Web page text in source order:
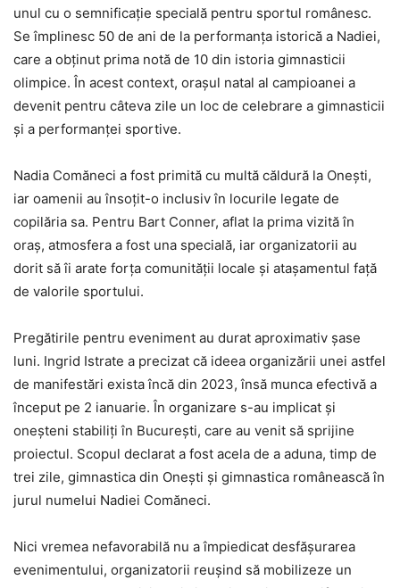
unul cu o semnificație specială pentru sportul românesc.
Se împlinesc 50 de ani de la performanța istorică a Nadiei,
care a obținut prima notă de 10 din istoria gimnasticii
olimpice. În acest context, orașul natal al campioanei a
devenit pentru câteva zile un loc de celebrare a gimnasticii
și a performanței sportive.
Nadia Comăneci a fost primită cu multă căldură la Onești,
iar oamenii au însoțit-o inclusiv în locurile legate de
copilăria sa. Pentru Bart Conner, aflat la prima vizită în
oraș, atmosfera a fost una specială, iar organizatorii au
dorit să îi arate forța comunității locale și atașamentul față
de valorile sportului.
Pregătirile pentru eveniment au durat aproximativ șase
luni. Ingrid Istrate a precizat că ideea organizării unei astfel
de manifestări exista încă din 2023, însă munca efectivă a
început pe 2 ianuarie. În organizare s-au implicat și
oneșteni stabiliți în București, care au venit să sprijine
proiectul. Scopul declarat a fost acela de a aduna, timp de
trei zile, gimnastica din Onești și gimnastica românească în
jurul numelui Nadiei Comăneci.
Nici vremea nefavorabilă nu a împiedicat desfășurarea
evenimentului, organizatorii reușind să mobilizeze un